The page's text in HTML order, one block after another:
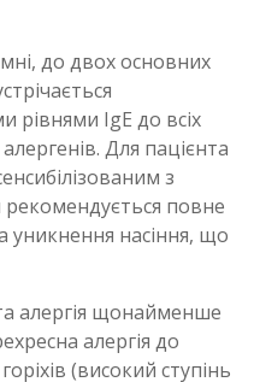
до двох основних
рівнями IgE до всіх
Для пацієнта
з
повне
уникнення насіння, що
алергія щонайменше
алергія до
(високий ступінь